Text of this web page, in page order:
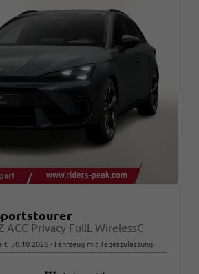
ACC Privacy FullL WirelessC
30.10.2026 Fahrzeug mit Tageszulassung